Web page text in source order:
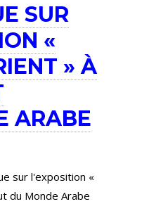
SUR
«
» À
ARABE
sur l'exposition «
du Monde Arabe